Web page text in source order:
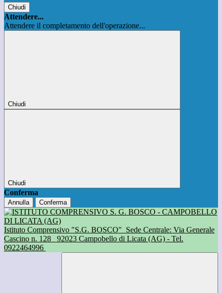
Chiudi
Attendere...
Attendere il completamento dell'operazione...
Chiudi
Chiudi
Conferma
Annulla Conferma
Istituto Comprensivo "S.G. BOSCO" Sede Centrale: Via Generale
Cascino n. 128
92023 Campobello di Licata (AG) - Tel.
0922464996